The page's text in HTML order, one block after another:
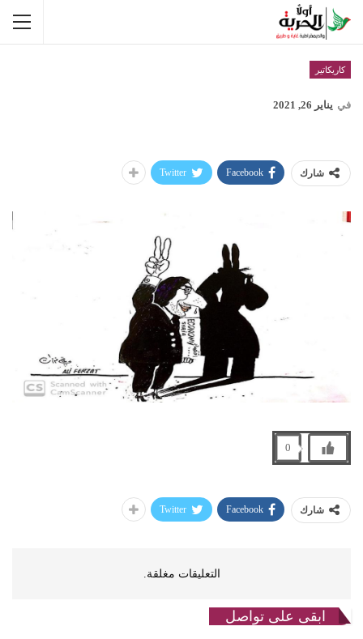
كاريكاتير
في يناير 26, 2021
شارك Facebook
Twitter
0
شارك Facebook
Twitter
التعليقات مغلقة.
ابقى على تواصل